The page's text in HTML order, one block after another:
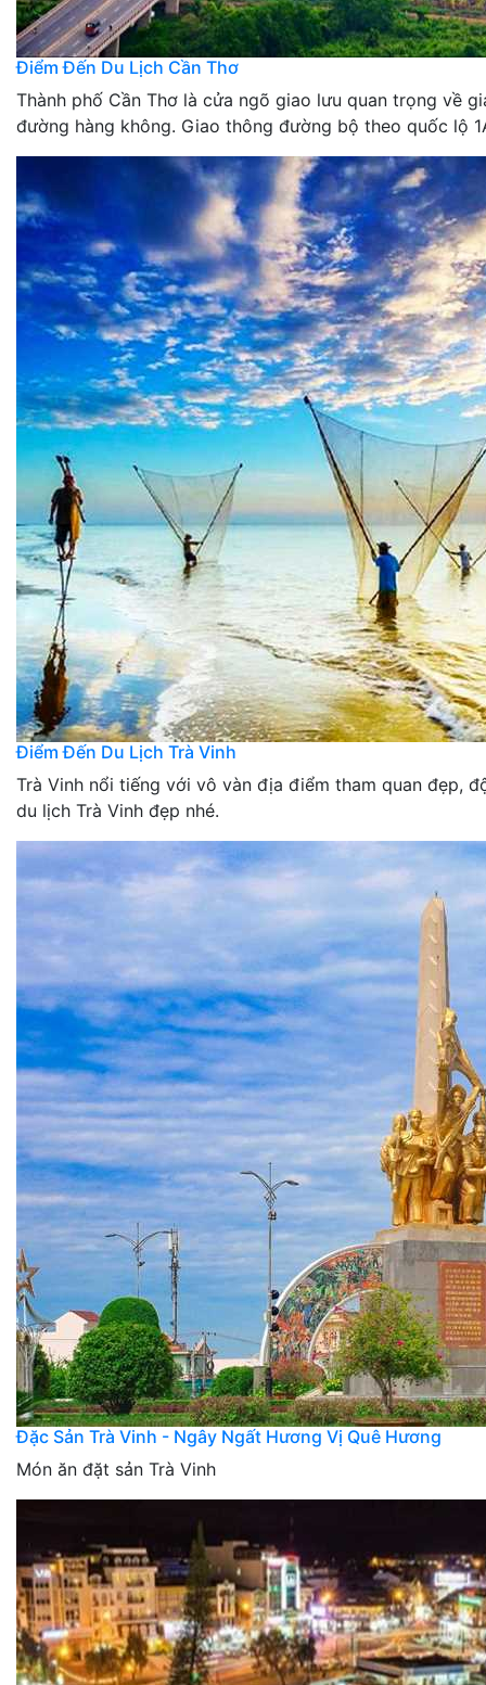
Điểm Đến Du Lịch Cần Thơ
Thành phố Cần Thơ là cửa ngõ giao lưu quan trọng về
đường hàng không. Giao thông đường bộ theo quốc lộ
Điểm Đến Du Lịch Trà Vinh
Trà Vinh nổi tiếng với vô vàn địa điểm tham quan đẹp,
du lịch Trà Vinh đẹp nhé.
Đặc Sản Trà Vinh - Ngây Ngất Hương Vị Quê Hương
Món ăn đặt sản Trà Vinh